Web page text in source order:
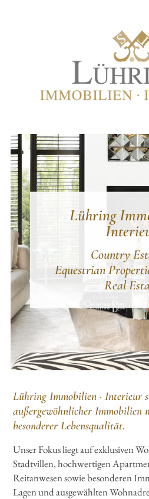
Lühring
Country
Equestrian
Real
Lühring Immobilien · Interieur
außergewöhnlicher
besonderer Lebensqualität.
Unser Fokus liegt auf exklusiven
Stadtvillen, hochwertigen
Reitanwesen sowie besonderen
Lagen und ausgewählten